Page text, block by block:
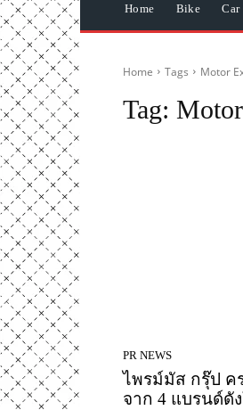
Home Bike Car
Home Tags Motor
Tag:
PR NEWS
ไพรม์มัส กรุ๊ป ค
จาก 4 แบรนด์ดั